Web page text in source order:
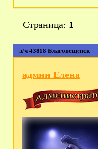
в/ч 43818 Благовещенск
Страница: 1
админ Елена